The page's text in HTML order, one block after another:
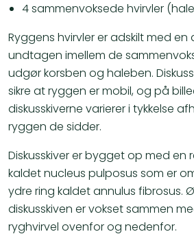
4 sammenvoksede hvirvler
Ryggens hvirvler er adskilt med en
undtagen imellem de
udgør korsben og haleben.
sikre at ryggen er mobil, og på
diskusskiverne varierer i tykkelse
ryggen de sidder.
Diskusskiver er bygget op med en
kaldet nucleus pulposus som er
ydre ring kaldet annulus fibrosus.
diskusskiven er vokset sammen
ryghvirvel ovenfor og nedenfor.